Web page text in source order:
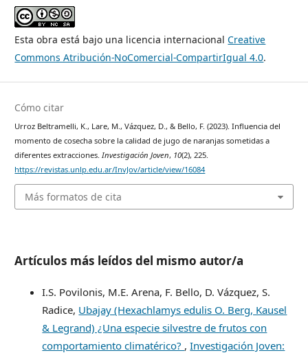
Esta obra está bajo una licencia internacionalCreative
Commons Atribución-NoComercial-CompartirIgual 4.0.
Cómo citar
Urroz Beltramelli, K., Lare, M., Vázquez, D., & Bello, F. (2023). Influencia del
momento de cosecha sobre la calidad de jugo de naranjas sometidas a
diferentes extracciones.Investigación Joven, 10(2), 225.
https://revistas.unlp.edu.ar/InvJov/article/view/16084
Más formatos de cita
Artículos más leídos del mismo autor/a
I.S. Povilonis, M.E. Arena, F. Bello, D. Vázquez, S.
Radice, Ubajay (Hexachlamys edulis O. Berg, Kausel
& Legrand) ¿Una especie silvestre de frutos con
comportamiento climatérico? ,Investigación Joven: